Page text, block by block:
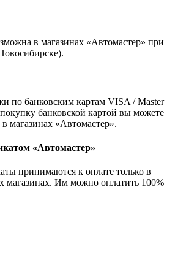
в магазинах «Автомастер» при
по банковским картам VISA / Master
банковской картой вы можете
магазинах «Автомастер».
«Автомастер»
принимаются к оплате только в
Им можно оплатить 100%